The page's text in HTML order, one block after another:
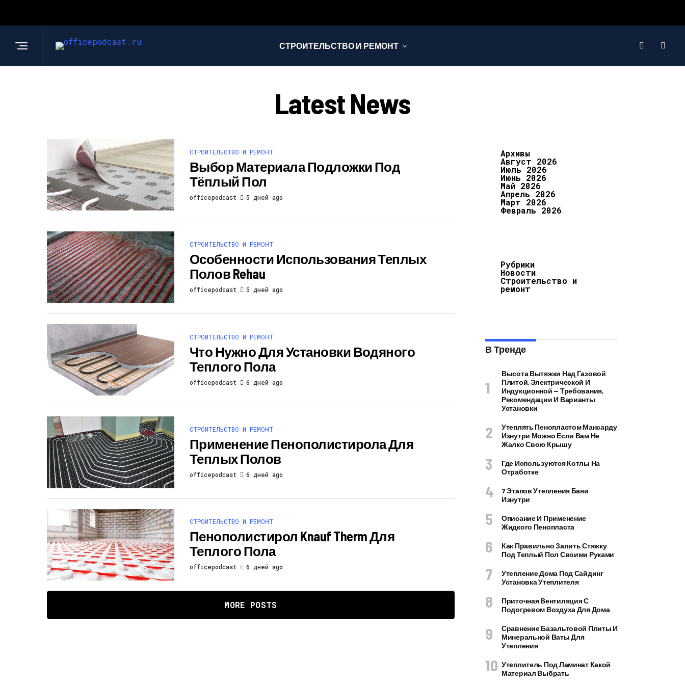
СТРОИТЕЛЬСТВО И РЕМОНТ
Latest News
СТРОИТЕЛЬСТВО И РЕМОНТ
Выбор Материала Подложки Под
Тёплый Пол
officepodcast 5 дней ago
СТРОИТЕЛЬСТВО И РЕМОНТ
Особенности Использования Теплых
Полов Rehau
officepodcast 5 дней ago
СТРОИТЕЛЬСТВО И РЕМОНТ
Что Нужно Для Установки Водяного
Теплого Пола
officepodcast 6 дней ago
СТРОИТЕЛЬСТВО И РЕМОНТ
Применение Пенополистирола Для
Теплых Полов
officepodcast 6 дней ago
СТРОИТЕЛЬСТВО И РЕМОНТ
Пенополистирол Knauf Therm Для
Теплого Пола
officepodcast 6 дней ago
MORE POSTS
Архивы
Август 2026
Июль 2026
Июнь 2026
Май 2026
Апрель 2026
Март 2026
Февраль 2026
Рубрики
Новости
Строительство и
ремонт
В Тренде
Высота Вытяжки Над Газовой
Плитой, Электрической И
Индукционной — Требования,
Рекомендации И Варианты
Установки
Утеплять Пенопластом Мансарду
Изнутри Можно Если Вам Не
Жалко Свою Крышу
Где Используются Котлы На
Отработке
7 Этапов Утепления Бани
Изнутри
Описание И Применение
Жидкого Пенопласта
Как Правильно Залить Стяжку
Под Теплый Пол Своими Руками
Утепление Дома Под Сайдинг
Установка Утеплителя
Приточная Вентиляция С
Подогревом Воздуха Для Дома
Сравнение Базальтовой Плиты И
Минеральной Ваты Для
Утепления
Утеплитель Под Ламинат Какой
Материал Выбрать